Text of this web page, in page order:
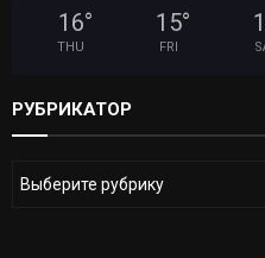
16°
THU
15°
FRI
РУБРИКАТОР